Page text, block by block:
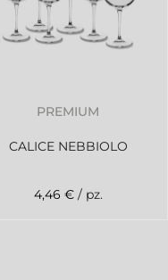
PREMIUM
CALICE NEBBIOLO
4,46 € / pz.